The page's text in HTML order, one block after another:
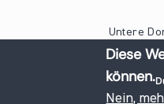
Untere
+43 1 218
© 2026 Familie und
Diese
können.
Nein,